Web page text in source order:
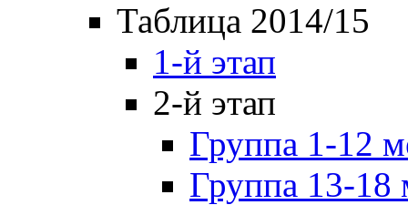
Таблица 2014/15
1-й этап
2-й этап
Группа 1-12
Группа 13-18